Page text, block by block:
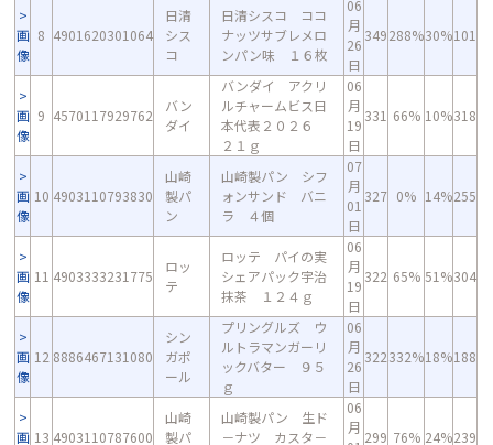
画
像
8 4901620301064
日清
シス
コ
日清シスコ ココ
ナッツサブレメロ
ンパン味 １６枚
06
月
26
日
349288%30%101
画
像
9 4570117929762
バン
ダイ
バンダイ アクリ
ルチャームビス日
本代表２０２６
２１ｇ
06
月
19
日
331 66% 10%318
画
像
10 4903110793830
山崎
製パ
ン
山崎製パン シフ
ォンサンド バニ
ラ ４個
07
月
01
日
327 0% 14%255
画
像
11 4903333231775
ロッ
テ
ロッテ パイの実
シェアパック宇治
抹茶 １２４ｇ
06
月
19
日
322 65% 51%304
画
像
12 8886467131080
シン
ガポ
ール
プリングルズ ウ
ルトラマンガーリ
ックバター ９５
ｇ
06
月
26
日
322332%18%188
画 13 4903110787600
山崎
製パ
山崎製パン 生ド
－ナツ カスタ－
06
月
299 76% 24%239